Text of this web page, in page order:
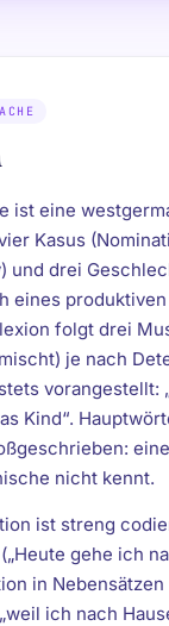
ist eine
Kasus
und drei
eines
folgt drei
je nach
vorangestellt:
Kind“.
nicht kennt.
ist streng
gehe ich
in Nebensätzen
ich nach